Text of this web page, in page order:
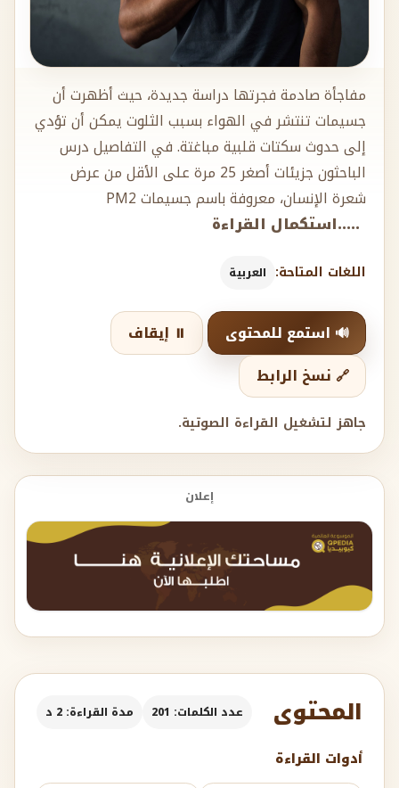
مفاجأة صادمة فجرتها دراسة جديدة، حيث أظهرت أن
جسيمات تنتشر في الهواء بسبب الثلوت يمكن أن تؤدي
إلى حدوث سكتات قلبية مباغتة. في التفاصيل درس
الباحثون جزيئات أصغر 25 مرة على الأقل من عرض
شعرة الإنسان، معروفة باسم جسيمات PM2
.....استكمال القراءة
اللغات المتاحة: العربية
🔊 استمع للمحتوى
⏸️ إيقاف
🔗 نسخ الرابط
جاهز لتشغيل القراءة الصوتية.
إعلان
المحتوى عدد الكلمات: 201 مدة القراءة: 2 د
أدوات القراءة